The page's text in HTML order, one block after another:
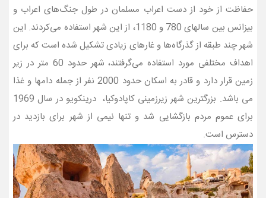
حفاظت از خود از دست اعراب مسلمان در طول جنگ‌های اعراب و
بیزانس بین سالهای 780 و 1180، از این شهر استفاده می‌کردند. این
شهر چند طبقه از گذرگاه‌ها و غارهای زیادی تشکیل شده است که برای
اهداف مختلفی مورد استفاده می‌گرفتند، شهر حدود 60 متر در زیر
زمین قرار دارد و قادر به اسکان حدود 2000 نفر از جمله دامها و غذا
می باشد. بزرگترین شهر زیرزمینی کاپادوکیا، درينکويو در سال 1969
برای عموم مردم بازگشایی شد و تنها نیمی از شهر برای بازدید در
دسترس است.